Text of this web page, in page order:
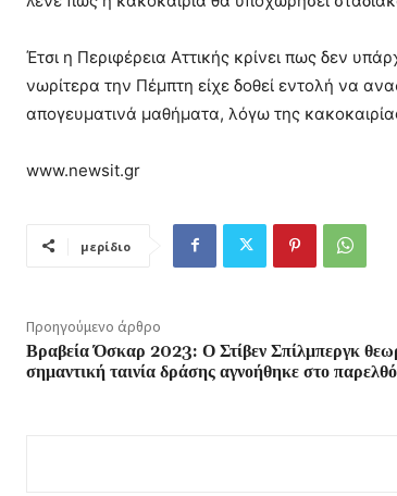
Έτσι η Περιφέρεια Αττικής κρίνει πως δεν
νωρίτερα την Πέμπτη είχε δοθεί εντολή να
απογευματινά μαθήματα, λόγω της
www.newsit.gr
μερίδιο
Προηγούμενο άρθρο
Βραβεία Όσκαρ 2023: Ο Στίβεν Σπίλμπεργκ
σημαντική ταινία δράσης αγνοήθηκε στο